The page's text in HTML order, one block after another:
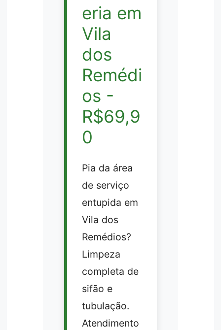
eria em
Vila
dos
Remédi
os -
R$69,9
0
Pia da área
de serviço
entupida em
Vila dos
Remédios?
Limpeza
completa de
sifão e
tubulação.
Atendimento